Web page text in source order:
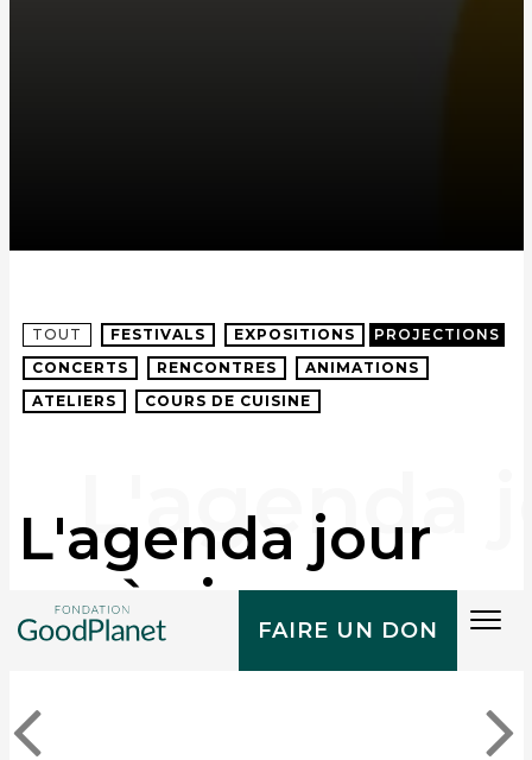
FAIRE UN DON
TOUT FESTIVALS EXPOSITIONS
PROJECTIONS
CONCERTS
RENCONTRES
ANIMATIONS
ATELIERS
COURS DE CUISINE
L'agenda jour
après jour